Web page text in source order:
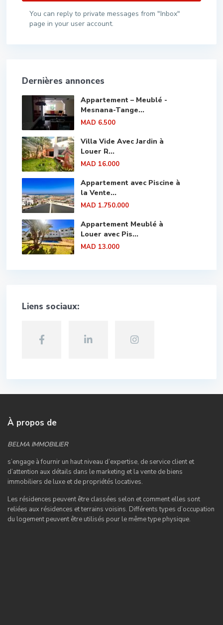
You can reply to private messages from "Inbox"
page in your user account.
Dernières annonces
Appartement – Meublé -
Mesnana-Tange...
MAD 6.500
Villa Vide Avec Jardin à
Louer R...
MAD 16.000
Appartement avec Piscine à
la Vente...
MAD 1.750.000
Appartement Meublé à
Louer avec Pis...
MAD 13.000
Liens sociaux:
À propos de
BELMA IMMOBILIER
s’engage à fournir un haut niveau d’expertise, de service client et
d’attention aux détails dans le marketing et la vente de biens
immobiliers de luxe et de propriétés locatives.
Les résidences peuvent être classées selon et comment elles sont
reliées aux résidences et terrains voisins. Différents types d’occupation
du logement peuvent être utilisés pour le même type physique.